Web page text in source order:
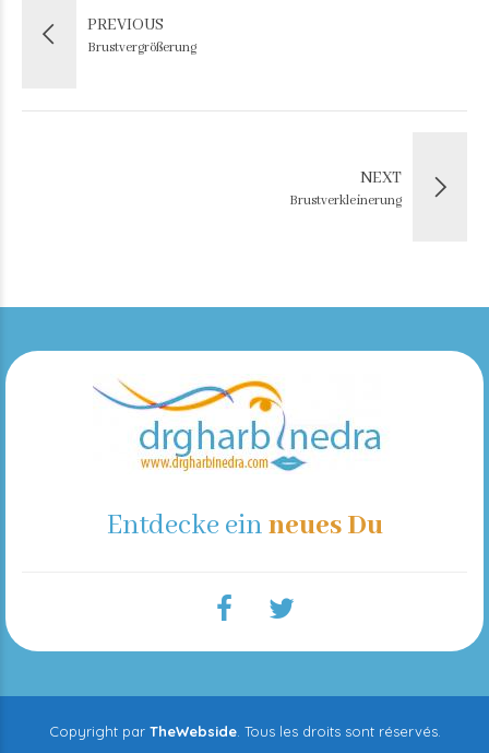
PREVIOUS
Brustvergrößerung
NEXT
Brustverkleinerung
Entdecke einneues Du
Copyright par TheWebside. Tous les droits sont réservés.